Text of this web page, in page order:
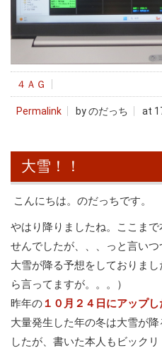
４ＡＧ
Permalink by のだっち at
大雪！！
こんにちは。のだっちです。
やはり降りましたね。ここま
せんでしたが、、、っと言い
大雪が降る予想をしておりま
ら言ってますが。。。）
昨年の １０月２４日にアップ
大量発生した年の冬は大雪が
したが、書いた本人もビック